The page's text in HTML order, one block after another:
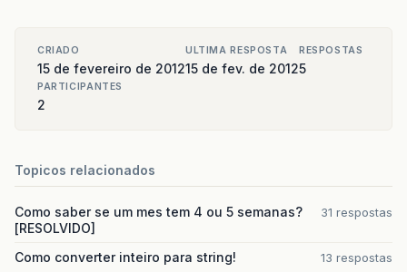
CRIADO
15 de fevereiro de 2012
ULTIMA RESPOSTA
15 de fev. de 2012
RESPOSTAS
5
PARTICIPANTES
2
Topicos relacionados
Como saber se um mes tem 4 ou 5 semanas?
[RESOLVIDO]
31 respostas
Como converter inteiro para string! 13 respostas